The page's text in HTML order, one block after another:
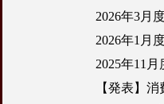
2026年3月
2026年1月
2025年11
【発表】